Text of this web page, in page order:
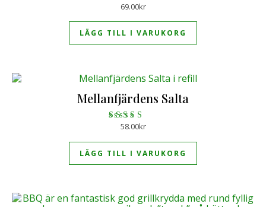
Betygsatt
69.00kr
LÄGG TILL I VARUKORG
Mellanfjärdens Salta
Betygsatt
58.00kr
LÄGG TILL I VARUKORG